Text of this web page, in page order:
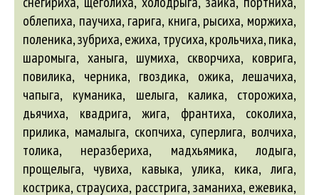
облепиха, паучиха, гарига, книга, рысиха, моржиха,
поленика, зубриха, ежиха, трусиха, крольчиха, пика,
шаромыга, ханыга, шумиха, скворчиха, коврига,
повилика, черника, гвоздика, ожика, лешачиха,
чапыга, куманика, шелыга, калика, сторожиха,
дьячиха, квадрига, жига, франтиха, соколиха,
прилика, мамалыга, скопчиха, суперлига, волчиха,
толика, неразбериха, мадхьямика, лодыга,
прощелыга, чувиха, кавыка, улика, кика, лига,
кострика, страусиха, расстрига, заманиха, ежевика,